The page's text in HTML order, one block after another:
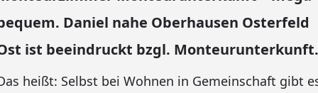
Daniel nahe Oberhausen Osterfeld
ist beeindruckt bzgl. Monteurunterkunft.
heißt: Selbst bei Wohnen in Gemeinschaft gibt